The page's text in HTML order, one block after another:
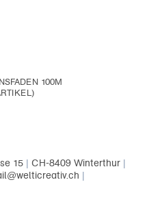
100M
15 | CH-8409 Winterthur |
|